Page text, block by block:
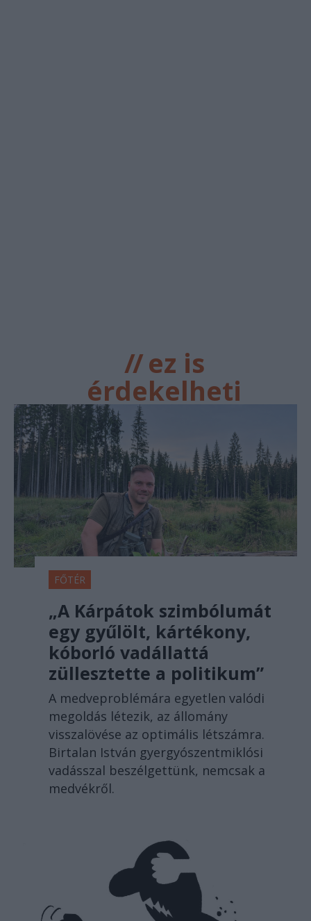
//ez is
érdekelheti
FŐTÉR
„A Kárpátok szimbólumát
egy gyűlölt, kártékony,
kóborló vadállattá
züllesztette a politikum”
A medveproblémára egyetlen valódi
megoldás létezik, az állomány
visszalövése az optimális létszámra.
Birtalan István gyergyószentmiklósi
vadásszal beszélgettünk, nemcsak a
medvékről.